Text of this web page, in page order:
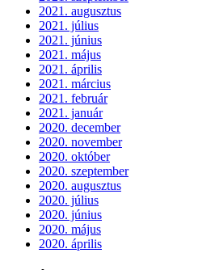
2021. augusztus
2021. július
2021. június
2021. május
2021. április
2021. március
2021. február
2021. január
2020. december
2020. november
2020. október
2020. szeptember
2020. augusztus
2020. július
2020. június
2020. május
2020. április